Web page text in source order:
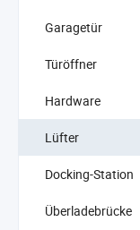
Garagetür
Türöffner
Hardware
Lüfter
Docking-Station
Überladebrücke